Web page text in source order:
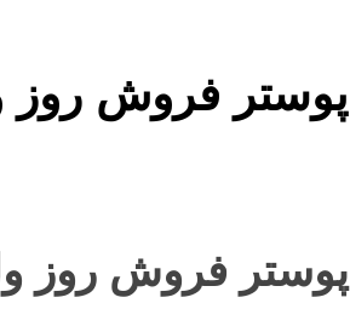
پوستر فروش روز
پوستر فروش روز